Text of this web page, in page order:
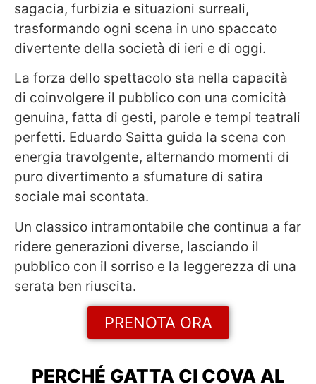
sagacia, furbizia e situazioni surreali,
trasformando ogni scena in uno spaccato
divertente della società di ieri e di oggi.
La forza dello spettacolo sta nella capacità
di coinvolgere il pubblico con una comicità
genuina, fatta di gesti, parole e tempi teatrali
perfetti. Eduardo Saitta guida la scena con
energia travolgente, alternando momenti di
puro divertimento a sfumature di satira
sociale mai scontata.
Un classico intramontabile che continua a far
ridere generazioni diverse, lasciando il
pubblico con il sorriso e la leggerezza di una
serata ben riuscita.
PRENOTA ORA
PERCHÉ GATTA CI COVA AL